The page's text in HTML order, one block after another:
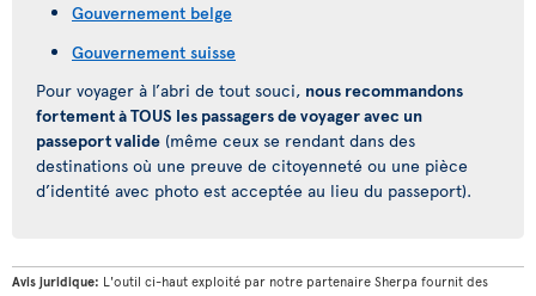
Gouvernement belge
Gouvernement suisse
Pour voyager à l’abri de tout souci, nous recommandons
fortement à TOUS les passagers de voyager avec un
passeport valide (même ceux se rendant dans des
destinations où une preuve de citoyenneté ou une pièce
d’identité avec photo est acceptée au lieu du passeport).
Avis juridique: L'outil ci-haut exploité par notre partenaire Sherpa fournit des